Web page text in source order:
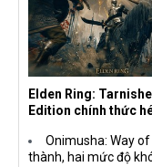
Elden Ring:
Edition chính thức
Onimusha: Way
thành, hai mức độ